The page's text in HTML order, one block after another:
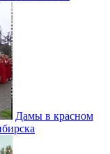
Дамы в красном